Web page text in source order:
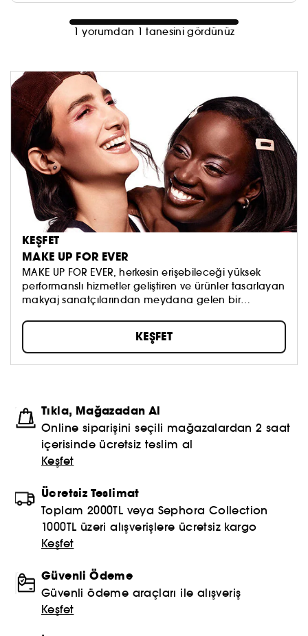
1 yorumdan 1 tanesini gördünüz
KEŞFET
MAKE UP FOR EVER
MAKE UP FOR EVER, herkesin erişebileceği yüksek
performanslı hizmetler geliştiren ve ürünler tasarlayan
makyaj sanatçılarından meydana gelen bir
bireysellikten oluşuruyor ve herkesi kendi
benzersizliğini ortaya çıkararak mükemmelleştirmeye
teşvik ediyor. Makyaj sanatçılarıyla olan özel ve
güçlü ilişkimizin temelini oluşturan MAKE UP FOR EVER
hizmet veren bir ekibiz ve herkes için buradayız.
KEŞFET
Tıkla, Mağazadan Al
Online siparişini seçili mağazalardan 2 saat
içerisinde ücretsiz teslim al
Keşfet
Ücretsiz Teslimat
Toplam 2000TL veya Sephora Collection
1000TL üzeri alışverişlere ücretsiz kargo
Keşfet
Güvenli Ödeme
Güvenli ödeme araçları ile alışveriş
Keşfet